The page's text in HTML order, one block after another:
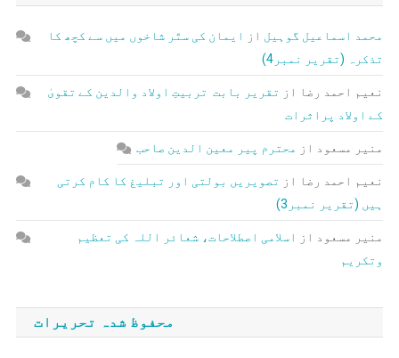
محمد اسماعیل گوہیل از
ایمان کی ستّر شاخوں میں سے کچھ کا
تذکرہ (تقریر نمبر4)
نعیم احمد رضا از تقریر بابت تربیتِ اولاد والدین کے تقویٰ
کے اولاد پراثرات
منیر مسعود از محترم پیر معین الدین صاحب
نعیم احمد رضا از تصویریں بولتی اور تبلیغ کا کام کرتی
ہیں (تقریر نمبر3)
منیر مسعود از
اسلامی اصطلاحات، شعائر اللہ کی تعظیم
وتکریم
محفوظ شدہ تحریرات